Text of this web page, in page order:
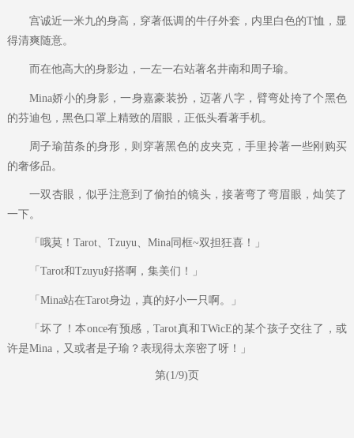
宫诚近一米九的身高，穿著低调的牛仔外套，内里白色的T恤，显
得清爽随意。
而在他高大的身影边，一左一右站著名井南和周子瑜。
Mina娇小的身影，一身嘉豪装扮，迈著八字，臂弯处挎了个黑色
的芬迪包，黑色口罩上精致的眉眼，正低头看著手机。
周子瑜苗条的身形，则穿著黑色的皮夹克，手里拎著一些刚购买
的奢侈品。
一双杏眼，似乎注意到了偷拍的镜头，接著弯了弯眉眼，灿笑了
一下。
「哦莫！Tarot、Tzuyu、Mina同框~双担狂喜！」
「Tarot和Tzuyu好搭啊，集美们！」
「Mina站在Tarot身边，真的好小一只啊。」
「坏了！本once有预感，Tarot真和TWicE的某个孩子交往了，或
许是Mina，又或者是子瑜？表现得太亲密了呀！」
第(1/9)页